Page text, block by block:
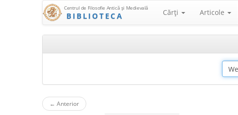
Centrul de Filosofie Antică şi Medievală
BIBLIOTECA Cărţi Articole
← Anterior